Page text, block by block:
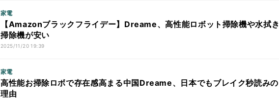
家電
【Amazonブラックフライデー】Dreame、高性能ロボット掃除機や水拭き
掃除機が安い
2025/11/20 19:39
家電
高性能お掃除ロボで存在感高まる中国Dreame、日本でもブレイク秒読みの
理由